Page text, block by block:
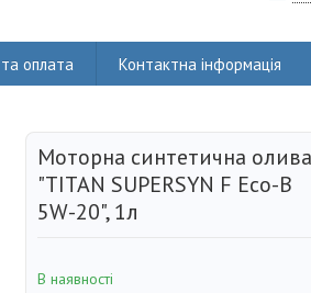
оплата Контактна інформація
Моторна синтетична олива
"TITAN SUPERSYN F Eco-B
5W-20", 1л
В наявності